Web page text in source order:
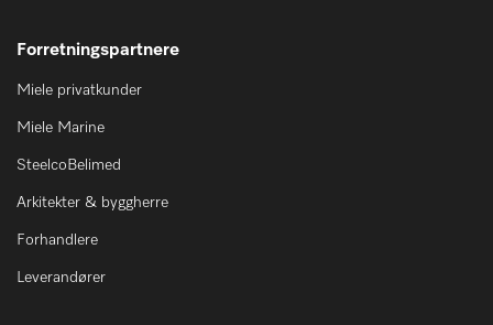
Forretningspartnere
Miele privatkunder
Miele Marine
SteelcoBelimed
Arkitekter & byggherre
Forhandlere
Leverandører